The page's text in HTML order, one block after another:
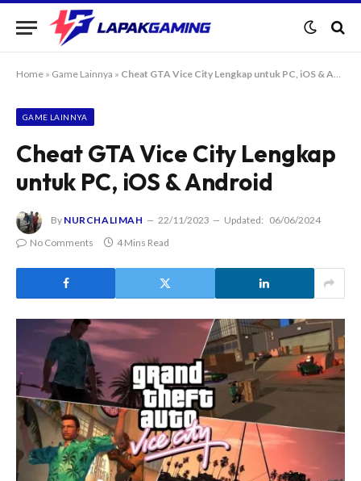
Home » Game Lainnya » Cheat GTA Vice City Lengkap untuk PC, iOS & Android
GAME LAINNYA
Cheat GTA Vice City Lengkap
untuk PC, iOS & Android
By NURCHALIMAH 22/11/2023 Updated: 06/06/2024
No Comments
4 Mins Read